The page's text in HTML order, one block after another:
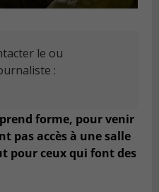
le ou
:
forme, pour venir
pas accès à une salle
pour ceux qui font des